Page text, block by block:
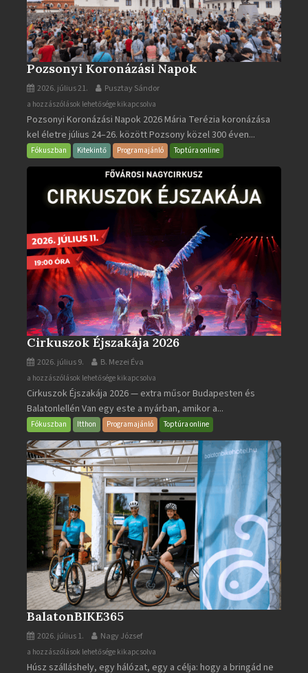
Pozsonyi Koronázási Napok
2026. július 21. Pusztay Sándor
Pozsonyi
Koronázási
Napok
bejegyzéshez
a hozzászólások lehetősége kikapcsolva
Pozsonyi Koronázási Napok 2026 Mária Terézia koronázása
kel életre július 24–26. között Pozsony közel 300 éven...
Fókuszban Kitekintő Programajánló Toptúra online
Cirkuszok Éjszakája 2026
2026. július 9. B. Mezei Éva
Cirkuszok
Éjszakája
2026
bejegyzéshez
a hozzászólások lehetősége kikapcsolva
Cirkuszok Éjszakája 2026 — extra műsor Budapesten és
Balatonlellén Van egy este a nyárban, amikor a...
Fókuszban Itthon Programajánló Toptúra online
BalatonBIKE365
2026. július 1. Nagy József
BalatonBIKE365
bejegyzéshez
a hozzászólások lehetősége kikapcsolva
Húsz szálláshely, egy hálózat, egy a célja: hogy a bringád ne